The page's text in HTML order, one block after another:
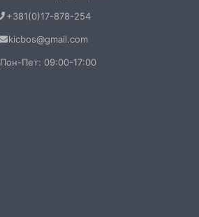
+381(0)17-878-254
kicbos@gmail.com
Пон-Пет: 09:00-17:00